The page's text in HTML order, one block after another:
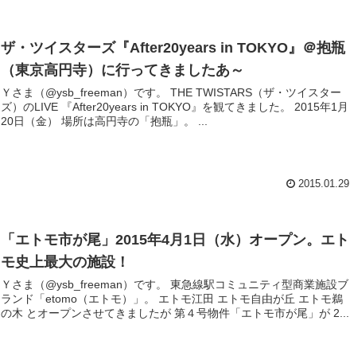
ザ・ツイスターズ『After20years in TOKYO』＠抱瓶
（東京高円寺）に行ってきましたあ～
Ｙさま（@ysb_freeman）です。 THE TWISTARS（ザ・ツイスター
ズ）のLIVE 『After20years in TOKYO』を観てきました。 2015年1月
20日（金） 場所は高円寺の「抱瓶」。 ...
2015.01.29
「エトモ市が尾」2015年4月1日（水）オープン。エト
モ史上最大の施設！
Ｙさま（@ysb_freeman）です。 東急線駅コミュニティ型商業施設ブ
ランド「etomo（エトモ）」。 エトモ江田 エトモ自由が丘 エトモ鵜
の木 とオープンさせてきましたが 第４号物件「エトモ市が尾」が 2...